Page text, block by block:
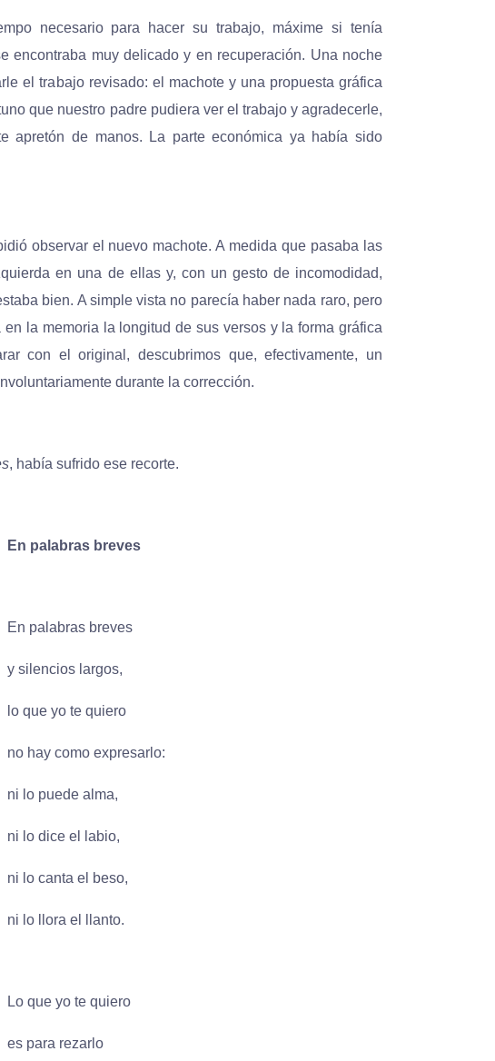
necesario para hacer su trabajo, máxime si tenía
encontraba muy delicado y en recuperación. Una noche
el trabajo revisado: el machote y una propuesta gráfica
que nuestro padre pudiera ver el trabajo y agradecerle,
apretón de manos. La parte económica ya había sido
observar el nuevo machote. A medida que pasaba las
en una de ellas y, con un gesto de incomodidad,
bien. A simple vista no parecía haber nada raro, pero
la memoria la longitud de sus versos y la forma gráfica
con el original, descubrimos que, efectivamente, un
durante la corrección.
, había sufrido ese recorte.
En palabras breves
En palabras breves
y silencios largos,
lo que yo te quiero
no hay como expresarlo:
ni lo puede alma,
ni lo dice el labio,
ni lo canta el beso,
ni lo llora el llanto.
Lo que yo te quiero
es para rezarlo